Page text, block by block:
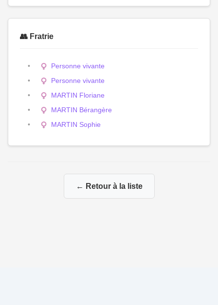
👥 Fratrie
Personne vivante
Personne vivante
MARTIN Floriane
MARTIN Bérangère
MARTIN Sophie
← Retour à la liste